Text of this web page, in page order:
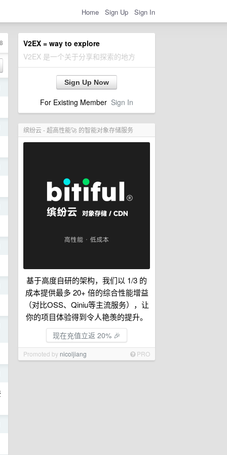
Home Sign Up Sign In
V2EX = way to explore
V2EX 是一个关于分享和探索的地方
Sign Up Now
For Existing Member Sign In
缤纷云 - 超高性能🚀 的智能对象存储服务
基于高度自研的架构，我们以 1/3 的
成本提供最多 20+ 倍的综合性能增益
（对比OSS、Qiniu等主流服务），让
你的项目体验得到令人艳羡的提升。
现在充值立返 20% 🎉
Promoted by nicoljiang PRO